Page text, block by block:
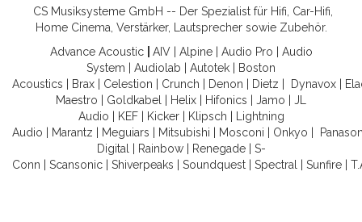
CS Musiksysteme GmbH -- Der Spezialist für Hifi, Car-Hifi,
Home Cinema, Verstärker, Lautsprecher sowie Zubehör.
Advance Acoustic
AIV| Alpine| Audio Pro
Audio
System
Audiolab Autotek
Boston
Acoustics
Brax Celestion Crunch Denon Dietz Dynavox
Maestro
Goldkabel Helix Hifonics Jamo
JL
Audio
KEF| Kicker| Klipsch
Lightning
Audio
Marantz Meguiars Mitsubishi Mosconi Onkyo
Digital
Rainbow| Renegade| S-
Conn
Scansonic Shiverpeaks Soundquest Spectral Sunfire